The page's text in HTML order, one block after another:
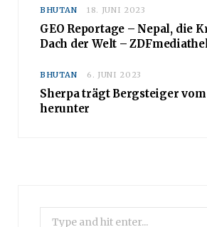
BHUTAN 18. JUNI 2023
GEO Reportage – Nepal, die
Dach der Welt –
BHUTAN 6. JUNI 2023
Sherpa trägt Bergsteiger vom
herunter
Search